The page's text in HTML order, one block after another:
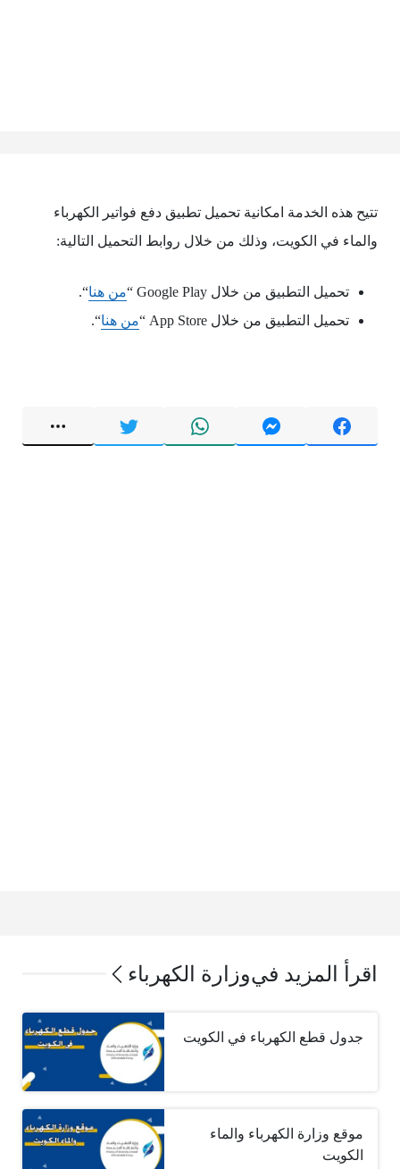
تتيح هذه الخدمة امكانية تحميل تطبيق دفع فواتير الكهرباء
والماء في الكويت، وذلك من خلال روابط التحميل التالية:
تحميل التطبيق من خلال Google Play “ من هنا“.
تحميل التطبيق من خلال App Store “
من هنا“.
اقرأ المزيد فيوزارة الكهرباء
جدول قطع الكهرباء في الكويت
موقع وزارة الكهرباء والماء
الكويت